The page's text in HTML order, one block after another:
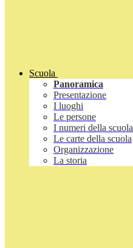
Scuola
Panoramica
Presentazione
I luoghi
Le persone
I numeri della scuola
Le carte della scuola
Organizzazione
La storia